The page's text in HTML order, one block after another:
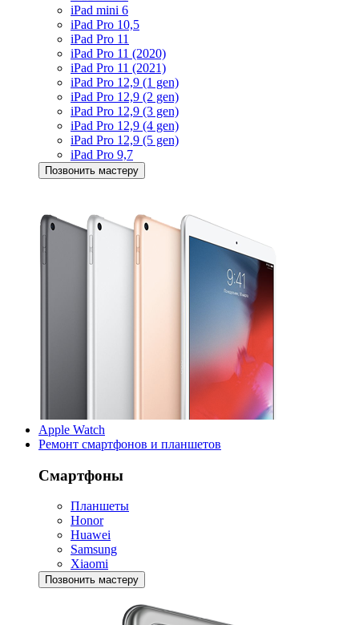
iPad mini 6
iPad Pro 10,5
iPad Pro 11
iPad Pro 11 (2020)
iPad Pro 11 (2021)
iPad Pro 12,9 (1 gen)
iPad Pro 12,9 (2 gen)
iPad Pro 12,9 (3 gen)
iPad Pro 12,9 (4 gen)
iPad Pro 12,9 (5 gen)
iPad Pro 9,7
Позвонить мастеру
Apple Watch
Ремонт смартфонов и планшетов
Смартфоны
Планшеты
Honor
Huawei
Samsung
Xiaomi
Позвонить мастеру